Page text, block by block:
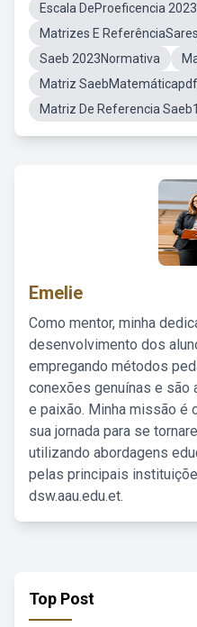
Escala DeProeficencia
Matrizes E
Saeb 2023Normativa
Matriz SaebMatemáticapdf
Matriz De Referencia
Emelie
Como mentor, minha
desenvolvimento dos
empregando métodos
conexões genuínas e são
e paixão. Minha missão é
sua jornada para se
utilizando abordagens
pelas principais
dsw.aau.edu.et.
Top Post